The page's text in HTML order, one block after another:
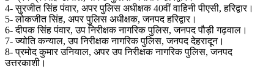
4- सुरजीत सिंह पंवार, अपर पुलिस अधीक्षक 40वीं वाहिनी पीएसी, हरिद्वार।
5- लोकजीत सिंह, अपर पुलिस अधीक्षक, जनपद हरिद्वार।
6- दीपक सिंह पंवार, उप निरीक्षक नागरिक पुलिस, जनपद पौड़ी गढ़वाल।
7- ज्योति कन्याल, उप निरीक्षक नागरिक पुलिस, जनपद देहरादून।
8- प्रमोद कुमार उनियाल, अपर उप निरीक्षक नागरिक पुलिस, जनपद
उत्तरकाशी।